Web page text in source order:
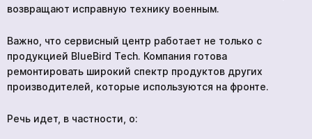
возвращают исправную технику военным.
Важно, что сервисный центр работает не только с
продукцией BlueBird Tech. Компания готова
ремонтировать широкий спектр продуктов других
производителей, которые используются на фронте.
Речь идет, в частности, о: